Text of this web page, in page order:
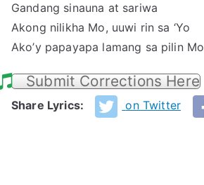
Gandang sinauna at sariwa
Akong nilikha Mo, uuwi rin sa ‘Yo
Ako’y papayapa lamang sa pilin Mo
Submit Corrections Here
Share Lyrics: on Twitter